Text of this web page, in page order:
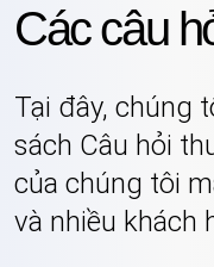
Các câu
Tại đây, chúng
sách Câu hỏi
của chúng tôi
và nhiều khách